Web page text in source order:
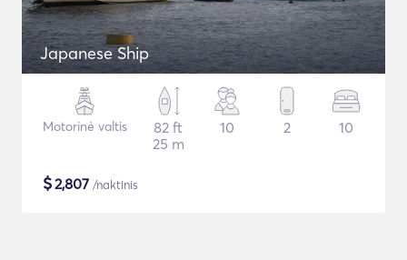
Japanese Ship
Motorinė valtis
82 ft
25 m
10 2 10
$2,807 /naktinis